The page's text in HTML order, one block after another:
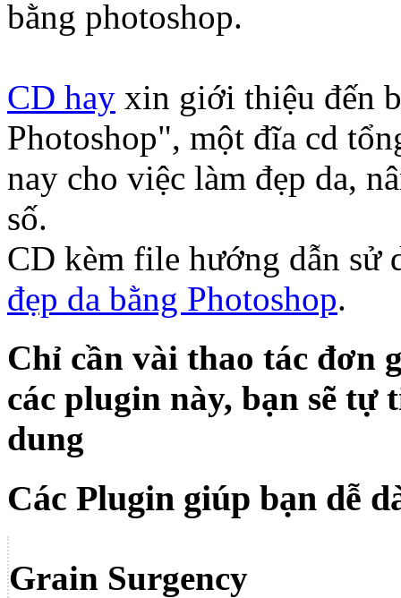
bằng photoshop.
CD hay xin giới thiệu đến
Photoshop", một đĩa cd
nay cho việc làm đẹp da,
số.
CD kèm file hướng dẫn
đẹp da bằng Photoshop.
Chỉ cần vài thao tác đơn
các plugin này, bạn sẽ
dung
Các Plugin giúp bạn dễ
Grain Surgency